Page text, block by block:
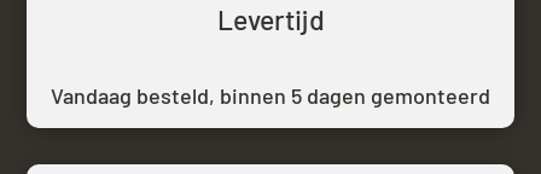
Levertijd
Vandaag besteld, binnen 5 dagen gemonteerd